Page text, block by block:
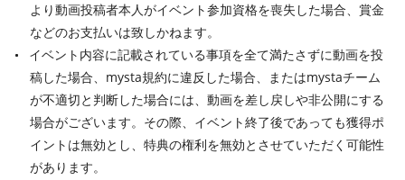
より動画投稿者本人がイベント参加資格を喪失した場合、賞金
などのお支払いは致しかねます。
イベント内容に記載されている事項を全て満たさずに動画を投
稿した場合、mysta規約に違反した場合、またはmystaチーム
が不適切と判断した場合には、動画を差し戻しや非公開にする
場合がございます。その際、イベント終了後であっても獲得ポ
イントは無効とし、特典の権利を無効とさせていただく可能性
があります。